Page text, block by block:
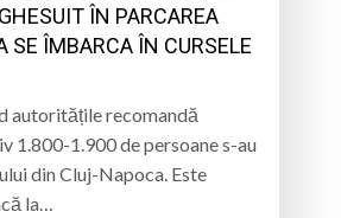
ÎN PARCAREA
SE ÎMBARCA ÎN CURSELE
autoritățile recomandă
1.800-1.900 de persoane s-au
din Cluj-Napoca. Este
la…